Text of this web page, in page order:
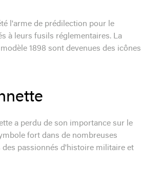
l'arme de prédilection pour le
à leurs fusils réglementaires. La
1898 sont devenues des icônes
a perdu de son importance sur le
fort dans de nombreuses
passionnés d'histoire militaire et